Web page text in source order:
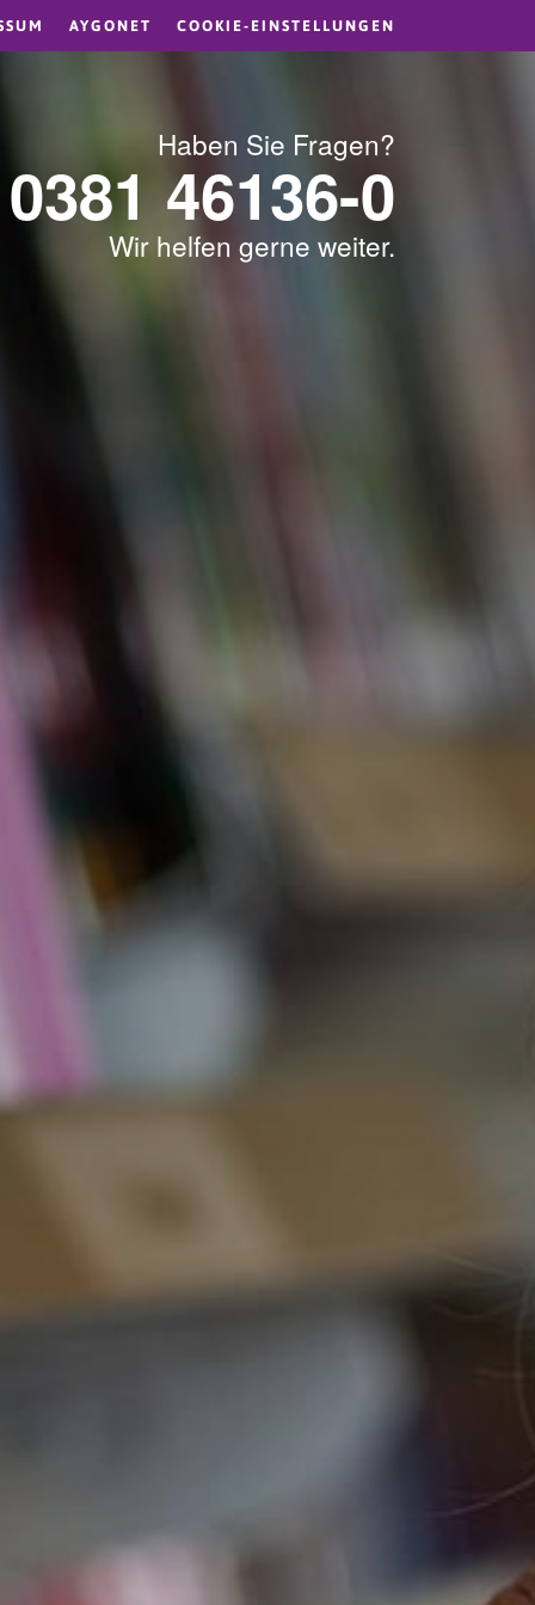
AYGONET COOKIE-EINSTELLUNGEN
Haben Sie Fragen?
0381 46136-0
Wir helfen gerne weiter.